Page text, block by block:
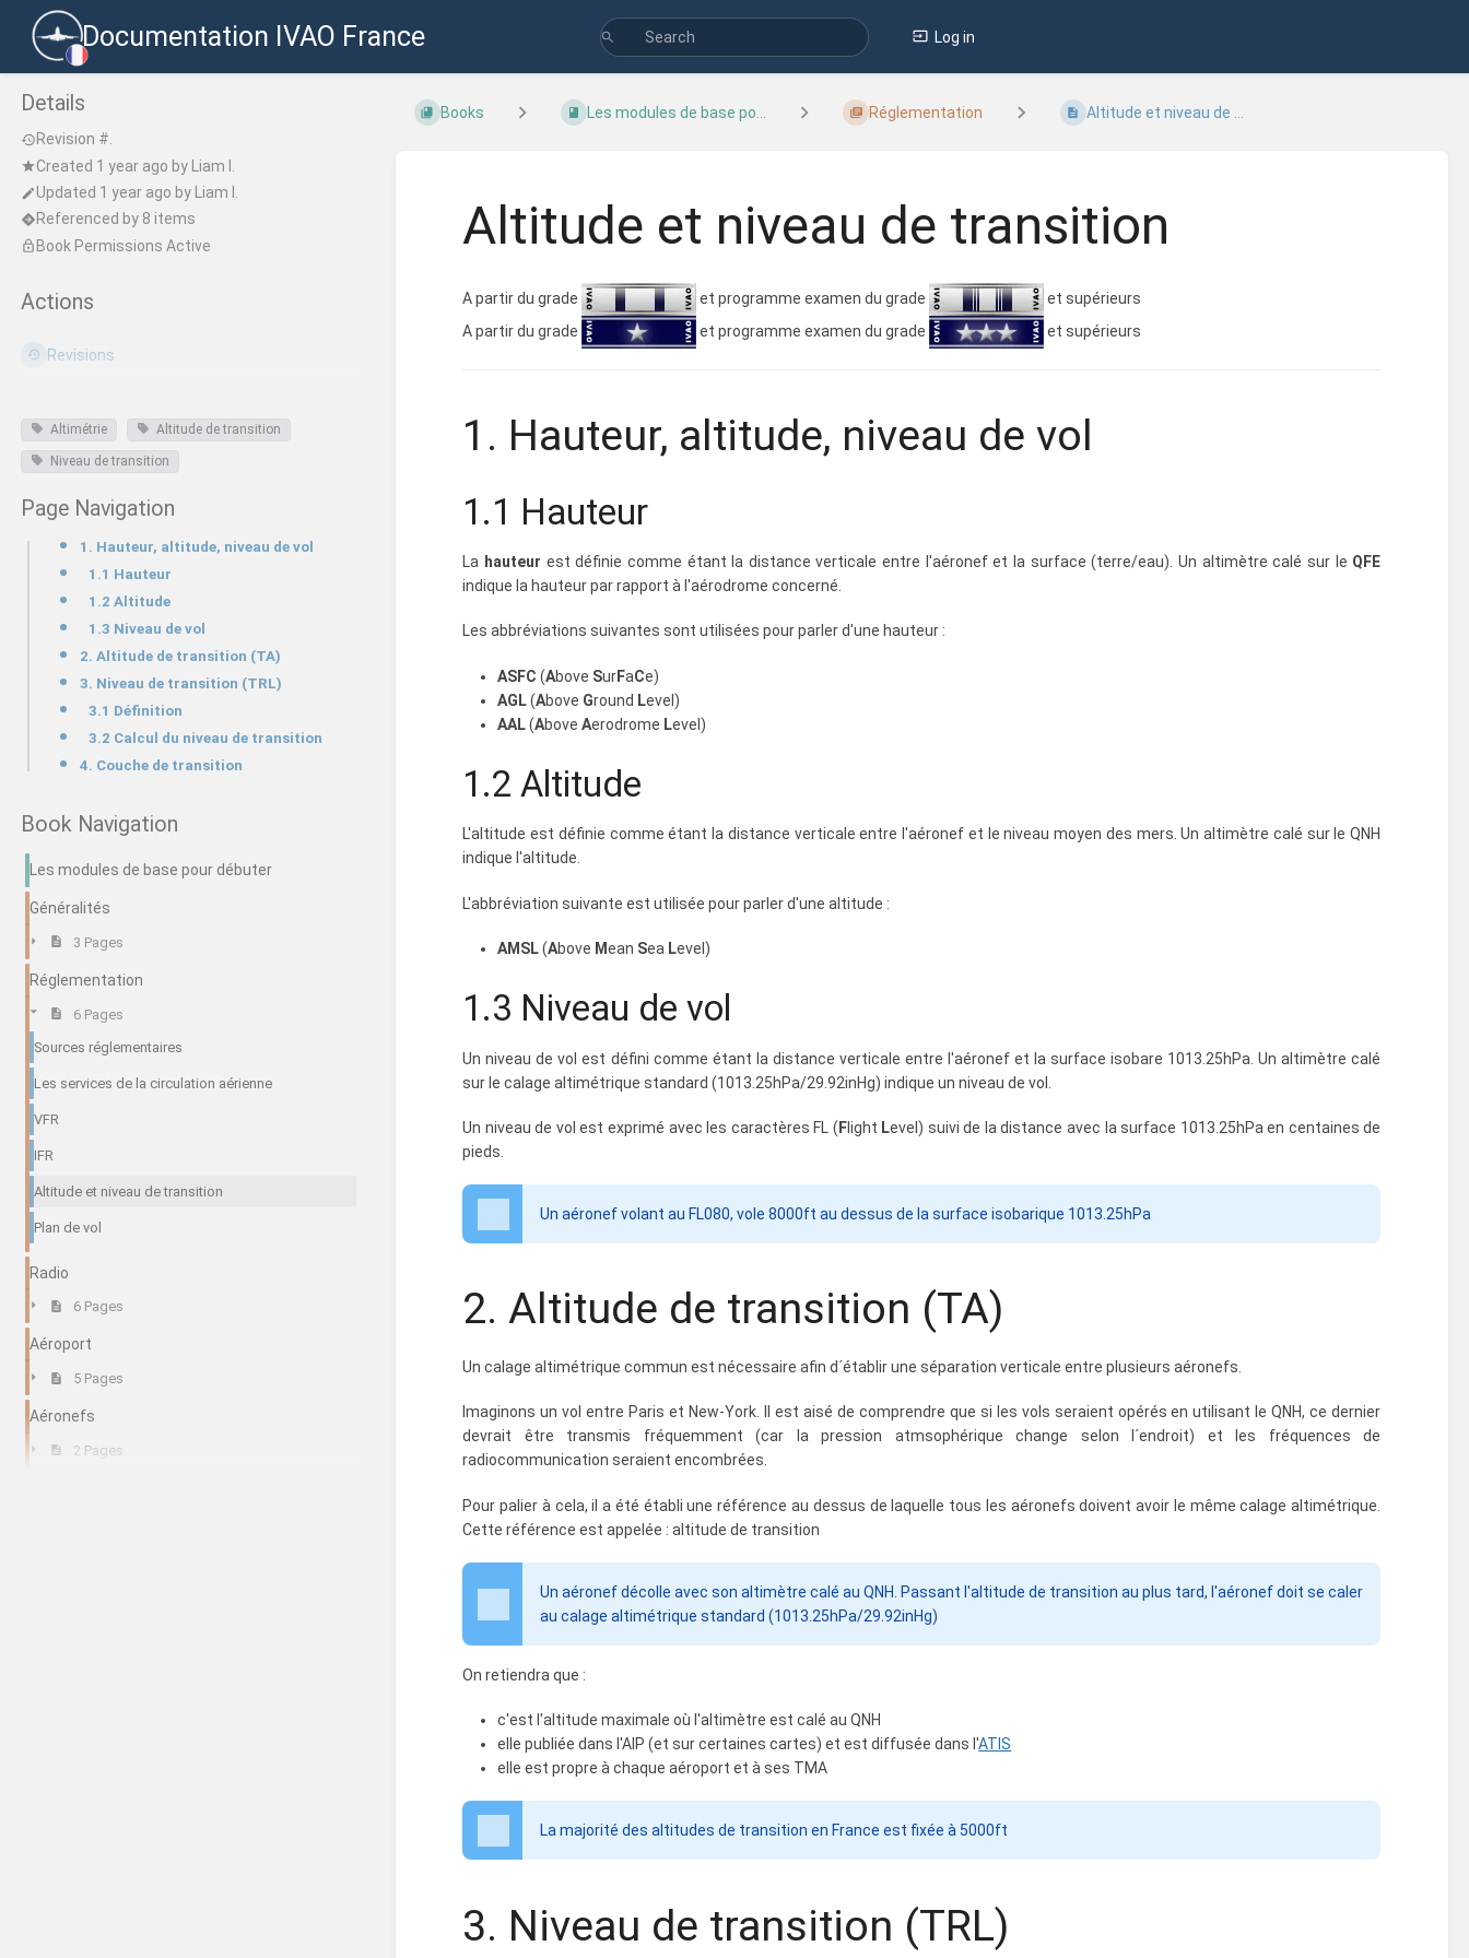
Documentation IVAO France Log in
Details
Revision #.
Created 1 year ago by
Liam I.
Updated 1 year ago by
Liam I.
Referenced by 8 items
Book Permissions Active
Actions
Revisions
Altimétrie Altitude de transition
Niveau de transition
Page Navigation
1. Hauteur, altitude, niveau de vol
1.1 Hauteur
1.2 Altitude
1.3 Niveau de vol
2. Altitude de transition (TA)
3. Niveau de transition (TRL)
3.1 Définition
3.2 Calcul du niveau de transition
4. Couche de transition
Book Navigation
Les modules de base pour débuter
Généralités
3 Pages
Réglementation
6 Pages
Sources réglementaires
Les services de la circulation aérienne
VFR
IFR
Altitude et niveau de transition
Plan de vol
Radio
6 Pages
Aéroport
5 Pages
Aéronefs
2 Pages
Books Les modules de base po... Réglementation Altitude et niveau de ...
Altitude et niveau de transition
A partir du grade et programme examen du grade
et supérieurs
A partir du grade
et programme examen du grade et supérieurs
1. Hauteur, altitude, niveau de vol
1.1 Hauteur
La hauteur est définie comme étant la distance verticale entre l'aéronef et la surface (terre/eau). Un altimètre calé sur le QFE
indique la hauteur par rapport à l'aérodrome concerné.
Les abbréviations suivantes sont utilisées pour parler d'une hauteur :
ASFC (Above SurFaCe)
AGL(Above Ground Level)
AAL(AboveAerodrome Level)
1.2 Altitude
L'altitude est définie comme étant la distance verticale entre l'aéronef et le niveau moyen des mers. Un altimètre calé sur le QNH
indique l'altitude.
L'abbréviation suivante est utilisée pour parler d'une altitude :
AMSL(Above Mean Sea Level)
1.3 Niveau de vol
Un niveau de vol est défini comme étant la distance verticale entre l'aéronef et la surface isobare 1013.25hPa. Un altimètre calé
sur le calage altimétrique standard (1013.25hPa/29.92inHg) indique un niveau de vol.
Un niveau de vol est exprimé avec les caractères FL ( Flight Level) suivi de la distance avec la surface 1013.25hPa en centaines de
pieds.
Un aéronef volant au FL080, vole 8000ft au dessus de la surface isobarique 1013.25hPa
2. Altitude de transition (TA)
Un calage altimétrique commun est nécessaire afin d´établir une séparation verticale entre plusieurs aéronefs.
Imaginons un vol entre Paris et New-York. Il est aisé de comprendre que si les vols seraient opérés en utilisant le QNH, ce dernier
devrait être transmis fréquemment (car la pression atmsophérique change selon l´endroit) et les fréquences de
radiocommunication seraient encombrées.
Pour palier à cela, il a été établi une référence au dessus de laquelle tous les aéronefs doivent avoir le même calage altimétrique.
Cette référence est appelée : altitude de transition
Un aéronef décolle avec son altimètre calé au QNH. Passant l'altitude de transition au plus tard, l'aéronef doit se caler
au calage altimétrique standard (1013.25hPa/29.92inHg)
On retiendra que :
c'est l'altitude maximale où l'altimètre est calé au QNH
elle publiée dans l'AIP (et sur certaines cartes) et est diffusée dans l'ATIS
elle est propre à chaque aéroport et à ses TMA
La majorité des altitudes de transition en France est fixée à 5000ft
3. Niveau de transition (TRL)